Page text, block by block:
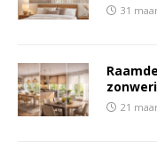
31
21